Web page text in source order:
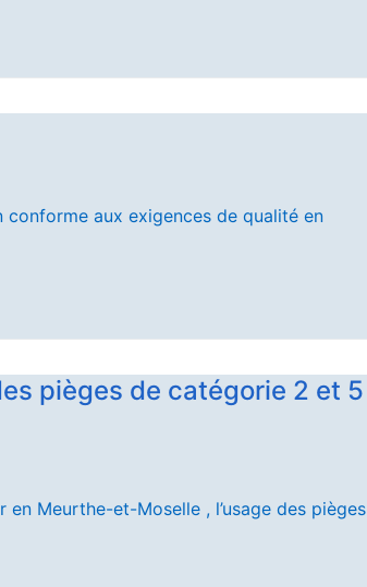
conforme aux exigences de qualité en
pièges de catégorie 2 et 5
Meurthe-et-Moselle , l’usage des pièges